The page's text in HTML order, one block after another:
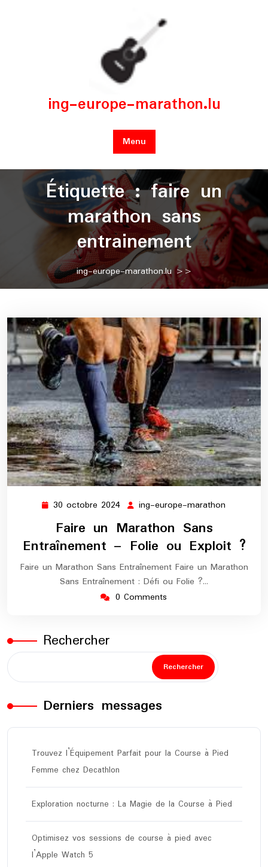
ing-europe-marathon.lu
Menu
Étiquette :faire un
marathon sans
entrainement
ing-europe-marathon.lu>>
30 octobre 2024 30
octobre
2024
ing-europe-marathon
Faire un Marathon Sans
Entraînement – Folie ou Exploit ?
Faire un Marathon Sans Entraînement Faire un Marathon
Sans Entraînement : Défi ou Folie ?…
0 Comments
Rechercher
Rechercher
Derniers messages
Trouvez l’Équipement Parfait pour la Course à Pied
Femme chez Decathlon
Exploration nocturne : La Magie de la Course à Pied
Optimisez vos sessions de course à pied avec
l’Apple Watch 5